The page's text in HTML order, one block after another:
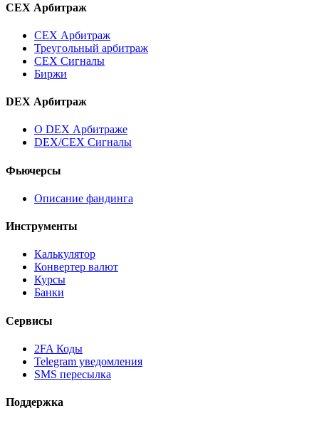
CEX Арбитраж
CEX Арбитраж
Треугольный арбитраж
CEX Сигналы
Биржи
DEX Арбитраж
О DEX Арбитраже
DEX/CEX Сигналы
Фьючерсы
Описание фандинга
Инструменты
Калькулятор
Конвертер валют
Курсы
Банки
Сервисы
2FA Коды
Telegram уведомления
SMS пересылка
Поддержка